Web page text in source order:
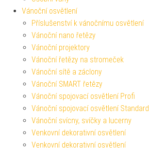
Vánoční osvětlení
Příslušenství k vánočnímu osvětlení
Vánoční nano řetězy
Vánoční projektory
Vánoční řetězy na stromeček
Vánoční sítě a záclony
Vánoční SMART řetězy
Vánoční spojovací osvětlení Profi
Vánoční spojovací osvětlení Standard
Vánoční svícny, svíčky a lucerny
Venkovní dekorativní osvětlení
Venkovní dekorativní osvětlení